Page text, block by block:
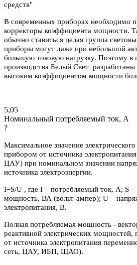
средств"
В современных приборах необходимо
корректоры коэффициента мощности.
обычно ставиться целая группа
приборы могут даже при небольшой
большую токовую нагрузку. Поэтому в
производства Белый Свет разработаны
высоким коэффициентом мощности
5,05
Номинальный потребляемый ток, А
?
Максимальное значение
прибором от источника электропитания
ЦАУ) при номинальном значении
источника электроэнергии.
I=S/U , где I – потребляемый ток, А; S –
мощность, ВА (вольт-ампер); U –
электропитания, В.
Полная потребляемая мощность -
реактивной электрических
от источника электропитания
сеть, ЦАУ, ИБП, ЩАО).